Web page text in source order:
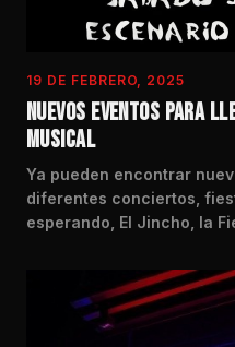
19 DE FEBRERO, 2025
NUEVOS EVENTOS PARA
MUSICAL
Ya pueden encontrar
diferentes conciertos,
esperando, El Jincho, la